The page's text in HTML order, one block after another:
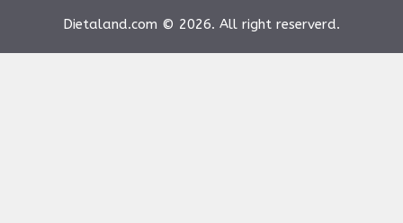
Dietaland.com © 2026. All right reserverd.